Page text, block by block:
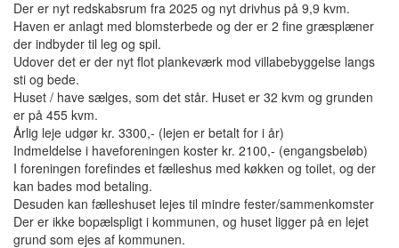
Der er nyt redskabsrum fra 2025 og nyt drivhus på 9,9 kvm.
Haven er anlagt med blomsterbede og der er 2 fine græsplæner
der indbyder til leg og spil.
Udover det er der nyt flot plankeværk mod villabebyggelse langs
sti og bede.
Huset / have sælges, som det står. Huset er 32 kvm og grunden
er på 455 kvm.
Årlig leje udgør kr. 3300,- (lejen er betalt for i år)
Indmeldelse i haveforeningen koster kr. 2100,- (engangsbeløb)
I foreningen forefindes et fælleshus med køkken og toilet, og der
kan bades mod betaling.
Desuden kan fælleshuset lejes til mindre fester/sammenkomster
Der er ikke bopælspligt i kommunen, og huset ligger på en lejet
grund som ejes af kommunen.